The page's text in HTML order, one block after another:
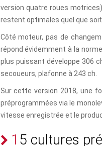
version quatre roues
restent optimales quel que
Côté moteur, pas de
répond évidemment à la
plus puissant développe 306
secoueurs, plafonne à 243 ch.
Sur cette version 2018, une
préprogrammées via le
vitesse enregistrée et le
1 5 cultures pré